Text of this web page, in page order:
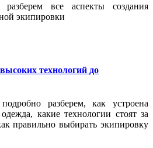
все аспекты создания
экипировки
технологий до
разберем, как устроена
какие технологии стоят за
правильно выбирать экипировку